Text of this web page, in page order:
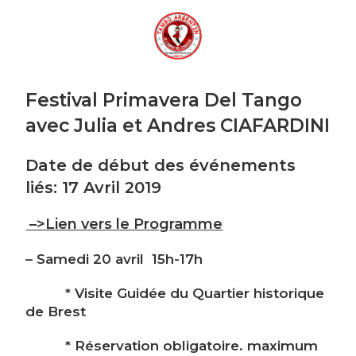
Festival Primavera Del Tango
avec Julia et Andres CIAFARDINI
Date de début des événements
liés: 17 Avril 2019
–>Lien vers le Programme
– Samedi 20 avril 15h-17h
* Visite Guidée du Quartier historique
de Brest
* Réservation obligatoire. maximum